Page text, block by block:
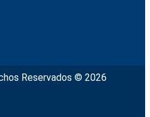
Reservados © 2026